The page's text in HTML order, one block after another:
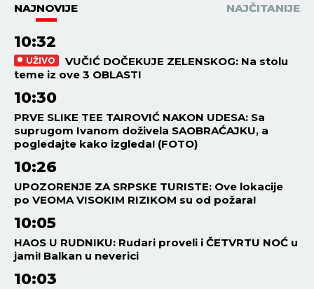
NAJNOVIJE NAJČITANIJE
10:32
UŽIVO
VUČIĆ DOČEKUJE ZELENSKOG: Na stolu
teme iz ove 3 OBLASTI
10:30
PRVE SLIKE TEE TAIROVIĆ NAKON UDESA: Sa
suprugom Ivanom doživela SAOBRAĆAJKU, a
pogledajte kako izgleda! (FOTO)
10:26
UPOZORENJE ZA SRPSKE TURISTE: Ove lokacije
po VEOMA VISOKIM RIZIKOM su od požara!
10:05
HAOS U RUDNIKU: Rudari proveli i ČETVRTU NOĆ u
jami! Balkan u neverici
10:03